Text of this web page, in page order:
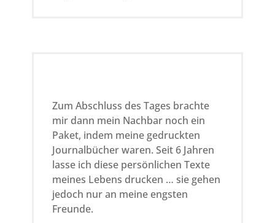
Zum Abschluss des Tages brachte
mir dann mein Nachbar noch ein
Paket, indem meine gedruckten
Journalbücher waren. Seit 6 Jahren
lasse ich diese persönlichen Texte
meines Lebens drucken … sie gehen
jedoch nur an meine engsten
Freunde.